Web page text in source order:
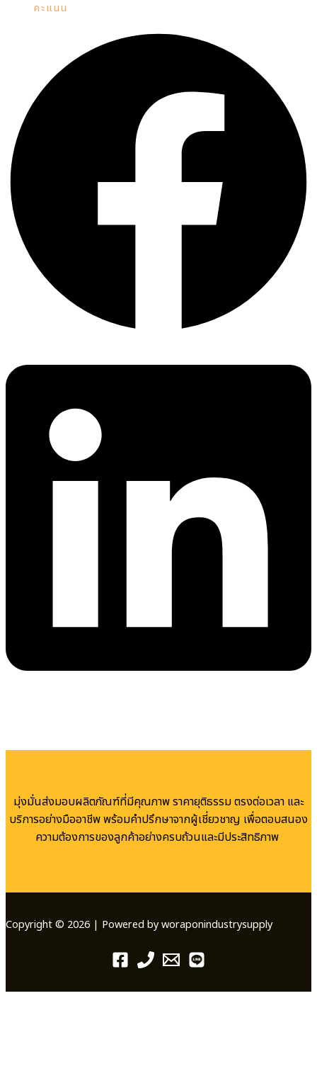
คะแนน
มุ่งมั่นส่งมอบผลิตภัณฑ์ที่มีคุณภาพ ราคายุติธรรม ตรงต่อเวลา และ
บริการอย่างมืออาชีพ พร้อมคำปรึกษาจากผู้เชี่ยวชาญ เพื่อตอบสนอง
ความต้องการของลูกค้าอย่างครบถ้วนและมีประสิทธิภาพ
Copyright © 2026 | Powered by woraponindustrysupply